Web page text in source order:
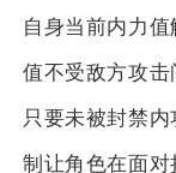
自身当前内力
值不受敌方攻击
只要未被封禁
制让角色在面